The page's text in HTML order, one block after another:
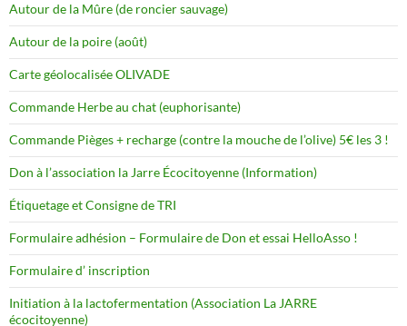
Autour de la Mûre (de roncier sauvage)
Autour de la poire (août)
Carte géolocalisée OLIVADE
Commande Herbe au chat (euphorisante)
Commande Pièges + recharge (contre la mouche de l’olive) 5€ les 3 !
Don à l’association la Jarre Écocitoyenne (Information)
Étiquetage et Consigne de TRI
Formulaire adhésion – Formulaire de Don et essai HelloAsso !
Formulaire d’ inscription
Initiation à la lactofermentation (Association La JARRE
écocitoyenne)